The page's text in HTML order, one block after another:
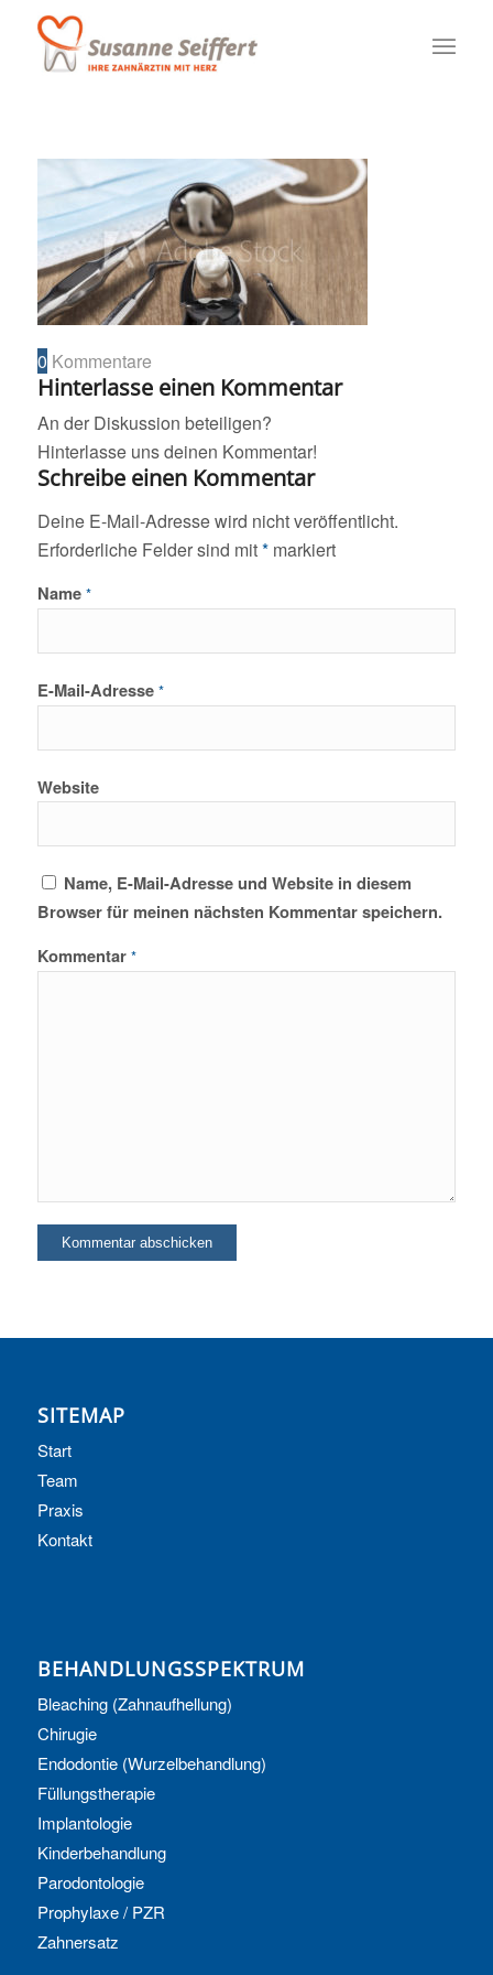
0 Kommentare
Hinterlasse einen Kommentar
An der Diskussion beteiligen?
Hinterlasse uns deinen Kommentar!
Schreibe einen Kommentar
Deine E-Mail-Adresse wird nicht veröffentlicht.
Erforderliche Felder sind mit*markiert
Name *
E-Mail-Adresse *
Website
Name, E-Mail-Adresse und Website in diesem
Browser für meinen nächsten Kommentar speichern.
Kommentar *
SITEMAP
Start
Team
Praxis
Kontakt
BEHANDLUNGSSPEKTRUM
Bleaching (Zahnaufhellung)
Chirugie
Endodontie (Wurzelbehandlung)
Füllungstherapie
Implantologie
Kinderbehandlung
Parodontologie
Prophylaxe / PZR
Zahnersatz